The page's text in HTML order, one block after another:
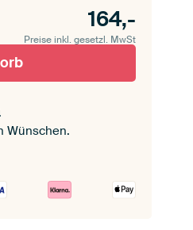
164,-
Preise inkl. gesetzl. MwSt
Wünschen.